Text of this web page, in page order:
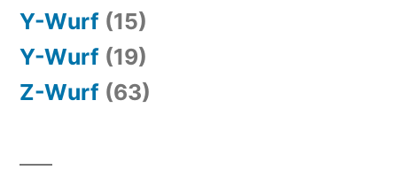
Y-Wurf (15)
Y-Wurf (19)
Z-Wurf (63)